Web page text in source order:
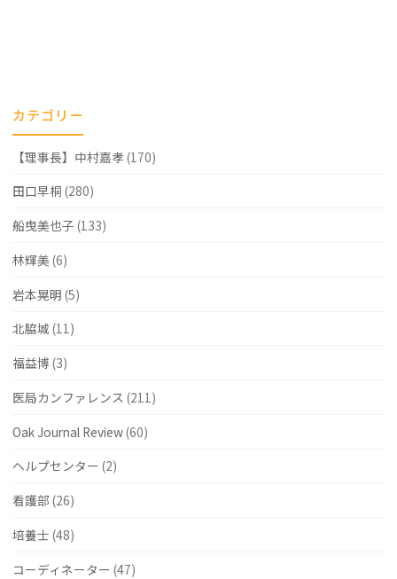
カテゴリー
【理事長】中村嘉孝(170)
田口早桐 (280)
船曳美也子 (133)
林輝美 (6)
岩本晃明 (5)
北脇城 (11)
福益博 (3)
医局カンファレンス (211)
Oak Journal Review(60)
ヘルプセンター (2)
看護部 (26)
培養士 (48)
コーディネーター (47)